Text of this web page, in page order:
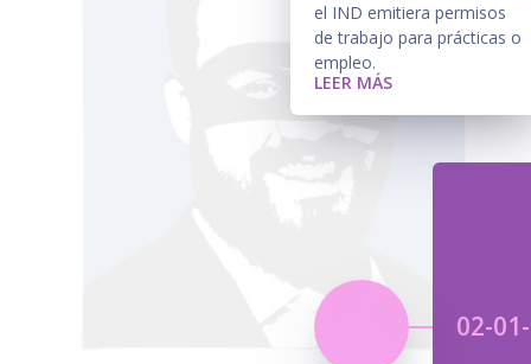
el IND emitiera permisos
de trabajo para prácticas o
empleo.
LEER MÁS
02-